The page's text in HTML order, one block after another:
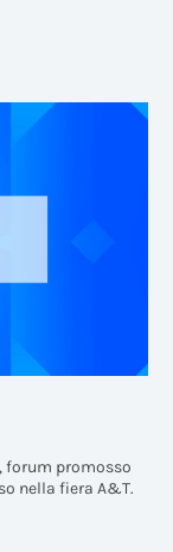
forum promosso
nella fiera A&T.